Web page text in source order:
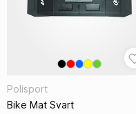
Polisport
Bike Mat Svart